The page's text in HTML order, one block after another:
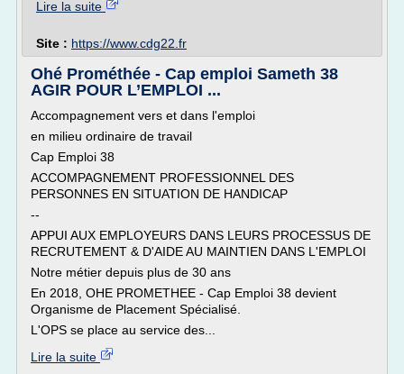
Lire la suite
Site : https://www.cdg22.fr
Ohé Prométhée - Cap emploi Sameth 38
AGIR POUR L’EMPLOI ...
Accompagnement vers et dans l'emploi
en milieu ordinaire de travail
Cap Emploi 38
ACCOMPAGNEMENT PROFESSIONNEL DES
PERSONNES EN SITUATION DE HANDICAP
--
APPUI AUX EMPLOYEURS DANS LEURS PROCESSUS DE
RECRUTEMENT & D'AIDE AU MAINTIEN DANS L'EMPLOI
Notre métier depuis plus de 30 ans
En 2018, OHE PROMETHEE - Cap Emploi 38 devient
Organisme de Placement Spécialisé.
L'OPS se place au service des...
Lire la suite